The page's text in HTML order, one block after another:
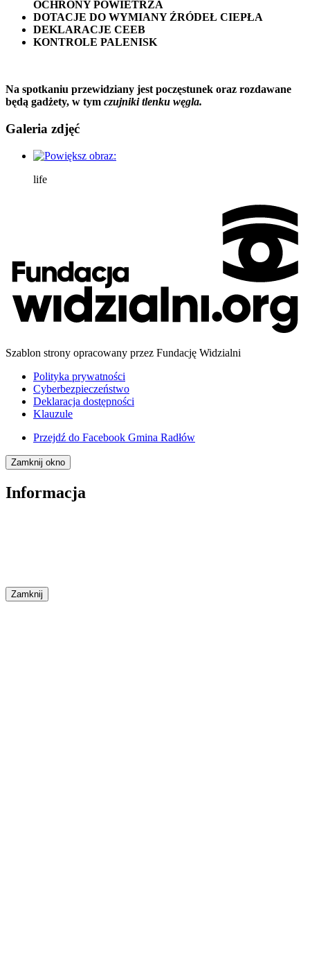
OCHRONY POWIETRZA
DOTACJE DO WYMIANY ŹRÓDEŁ CIEPŁA
DEKLARACJE CEEB
KONTROLE PALENISK
Na spotkaniu przewidziany jest poczęstunek oraz rozdawane
będą gadżety, w tym czujniki tlenku węgla.
Galeria zdjęć
life
Szablon strony opracowany przez Fundację Widzialni
Polityka prywatności
Cyberbezpieczeństwo
Deklaracja dostępności
Klauzule
Przejdź do Facebook Gmina Radłów
Zamknij okno
Informacja
Zamknij